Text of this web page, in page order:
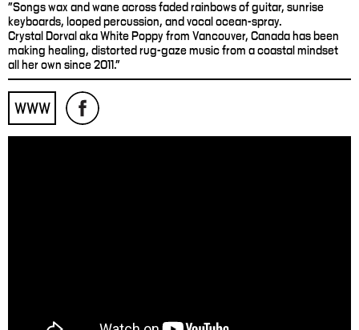
"Songs wax and wane across faded rainbows of guitar, sunrise
keyboards, looped percussion, and vocal ocean-spray.
Crystal Dorval aka White Poppy from Vancouver, Canada has been
making healing, distorted rug-gaze music from a coastal mindset
all her own since 2011."
WWW